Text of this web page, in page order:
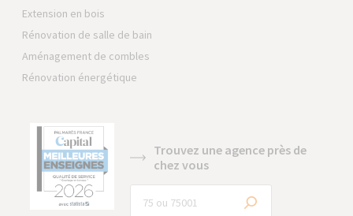
Extension en bois
Rénovation de salle de bain
Aménagement de combles
Rénovation énergétique
Trouvez une agence près de
chez vous